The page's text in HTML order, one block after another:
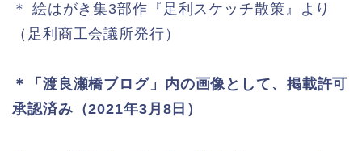
＊ 絵はがき集3部作『足利スケッチ散策』より
（足利商工会議所発行）
＊「渡良瀬橋ブログ」内の画像として、掲載許可
承認済み（2021年3月8日）